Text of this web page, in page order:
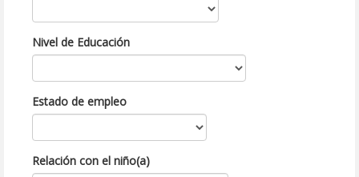
Nivel de Educación
Estado de empleo
Relación con el niño(a)